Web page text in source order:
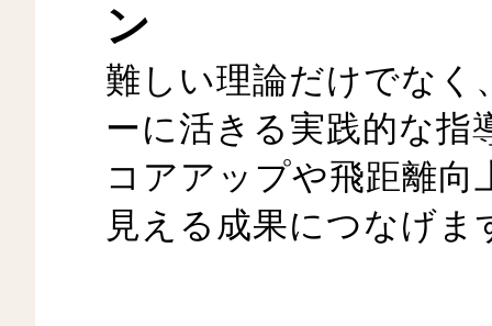
ン
難しい理論だけでなく
ーに活きる実践的な指
コアアップや飛距離向
見える成果につなげま